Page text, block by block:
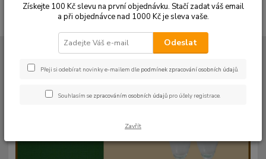
UBRUSY
Teflonové ubrusy jednobarevné s vodoodpudivou úpravou
Teflonový ubrus 80x80cm -
tmavě zelený 12
Získejte 100 Kč slevu na první objednávku. Stačí zadat váš email
a při objednávce nad 1000 Kč je sleva vaše.
Odeslat
Přeji si odebírat novinky e-mailem dle podmínek zpracování osobních údajů.
Souhlasím se zpracováním osobních údajů pro účely registrace.
Zavřít